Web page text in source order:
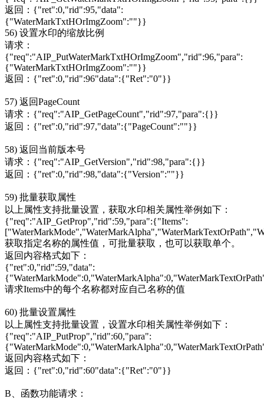
返回：{"ret":0,"rid":95,"data":
{"WaterMarkTxtHOrImgZoom":""}}
56) 设置水印的缩放比例
请求：
{"req":"AIP_PutWaterMarkTxtHOrImgZoom","rid":96,"para":
{"WaterMarkTxtHOrImgZoom":""}}
返回：{"ret":0,"rid":96"data":{"Ret":"0"}}
57) 返回PageCount
请求：{"req":"AIP_GetPageCount","rid":97,"para":{}}
返回：{"ret":0,"rid":97,"data":{"PageCount":""}}
58) 返回当前版本号
请求：{"req":"AIP_GetVersion","rid":98,"para":{}}
返回：{"ret":0,"rid":98,"data":{"Version":""}}
59) 批量获取属性
以上属性支持批量设置，获取水印相关属性举例如下：
{"req":"AIP_GetProp","rid":59,"para":{"Items":
获取指定名称的属性值，可批量获取，也可以获取单个。
返回内容格式如下：
{"ret":0,"rid":59,"data":
请求Items中的每个名称都对应自己名称的值
60) 批量设置属性
以上属性支持批量设置，设置水印相关属性举例如下：
{"req":"AIP_PutProp","rid":60,"para":
返回内容格式如下：
返回：{"ret":0,"rid":60"data":{"Ret":"0"}}
B、函数功能请求：